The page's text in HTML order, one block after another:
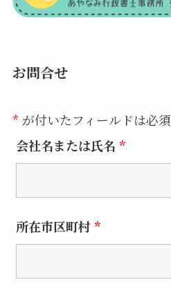
お問合せ
* が付いたフィールドは必須
会社名または氏名 *
所在市区町村 *